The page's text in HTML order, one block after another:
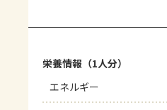
栄養情報（1人分）
エネルギー